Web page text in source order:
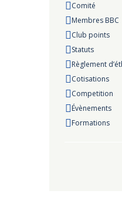
Comité
Membres BBC
Club points
Statuts
Règlement
Cotisations
Competition
Évènements
Formations